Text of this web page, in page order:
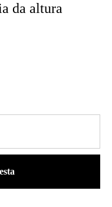
da altura